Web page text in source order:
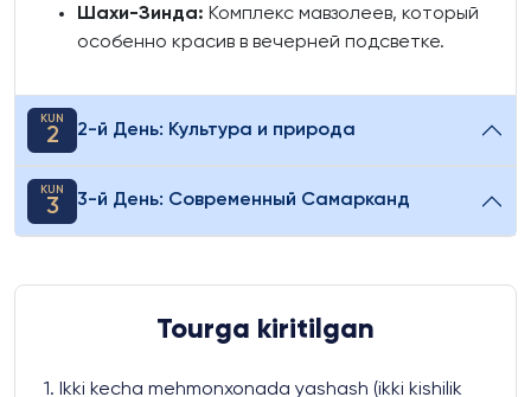
Шахи-Зинда: Комплекс мавзолеев, который
особенно красив в вечерней подсветке.
KUN
2 2-й День: Культура и природа
KUN
3 3-й День: Современный Самарканд
Tourga kiritilgan
1. Ikki kecha mehmonxonada yashash (ikki kishilik